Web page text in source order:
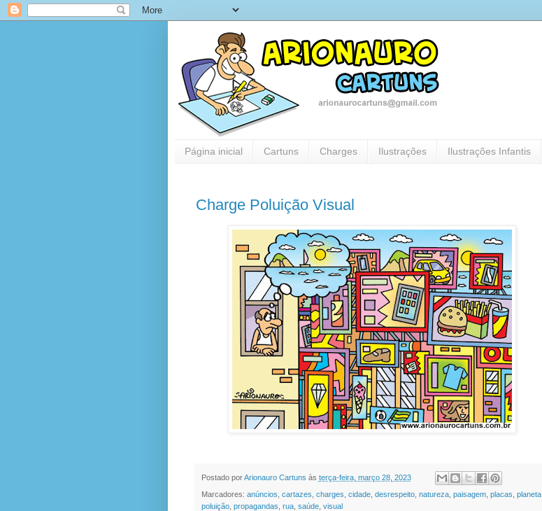
Página inicial Cartuns Charges Ilustrações Ilustrações Infantis
Charge Poluição Visual
Postado porArionauro Cartuns às terça-feira, março 28, 2023
Marcadores: anúncios cartazes charges cidade, desrespeito, natureza, paisagem, placas planeta,
poluição, propagandas rua, saúde, visual